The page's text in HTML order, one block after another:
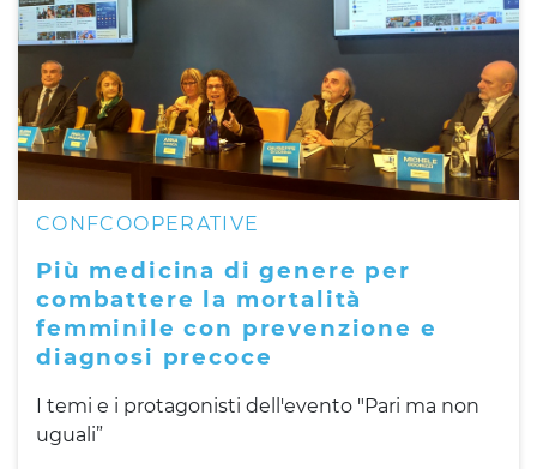
CONFCOOPERATIVE
Più medicina di genere per
combattere la mortalità
femminile con prevenzione e
diagnosi precoce
I temi e i protagonisti dell'evento "Pari ma non
uguali”